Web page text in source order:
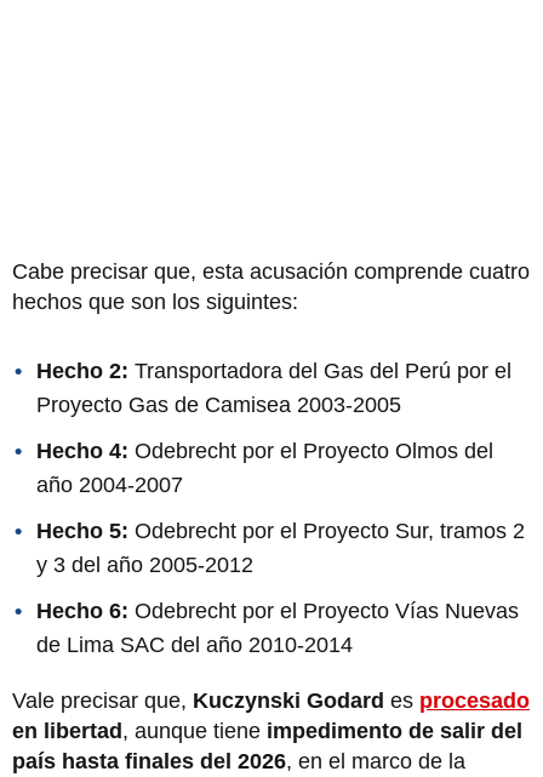
Cabe precisar que, esta acusación comprende cuatro
hechos que son los siguintes:
Hecho 2: Transportadora del Gas del Perú por el
Proyecto Gas de Camisea 2003-2005
Hecho 4: Odebrecht por el Proyecto Olmos del
año 2004-2007
Hecho 5: Odebrecht por el Proyecto Sur, tramos 2
y 3 del año 2005-2012
Hecho 6: Odebrecht por el Proyecto Vías Nuevas
de Lima SAC del año 2010-2014
Vale precisar que, Kuczynski Godard es procesado
en libertad, aunque tiene impedimento de salir del
país hasta finales del 2026, en el marco de la